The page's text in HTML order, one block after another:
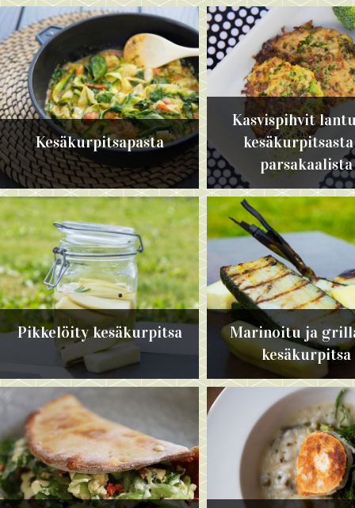
Kesäkurpitsapasta
Kasvispihvit
parsakaalista
Pikkelöity kesäkurpitsa
Marinoitu ja
kesäkurpitsa